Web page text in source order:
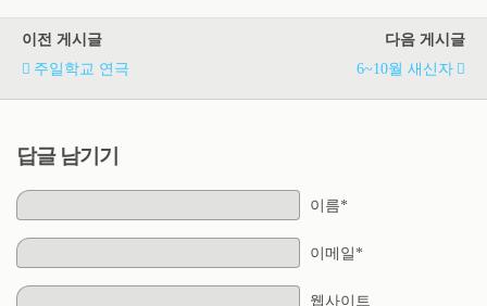
이전 게시글
주일학교 연극
다음 게시글
6~10월 새신자
답글 남기기
이름*
이메일*
웹사이트